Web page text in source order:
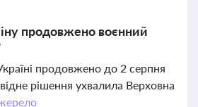
продовжено воєнний
продовжено до 2 серпня
рішення ухвалила Верховна